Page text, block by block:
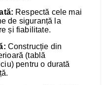
Respectă cele mai
de siguranță la
și fiabilitate.
Construcție din
(tablă
pentru o durată